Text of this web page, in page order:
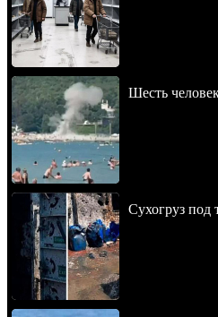
Шесть
Сухогруз под